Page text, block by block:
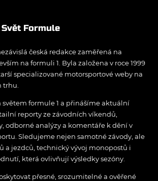
Formule
česká redakce zaměřená na
na formuli 1. Byla založena v roce 1999
specializované motorsportové weby na
trhu.
formule 1 a přinášíme aktuální
reporty ze závodních víkendů,
odborné analýzy a komentáře k dění v
Sledujeme nejen samotné závody, ale
a jezdců, technický vývoj monopostů i
která ovlivňují výsledky sezóny.
přesné, srozumitelné a ověřené